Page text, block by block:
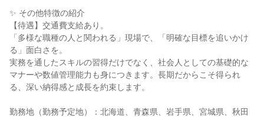
✨ その他特徴の紹介
【待遇】交通費支給あり。
「多様な職種の人と関われる」現場で、「明確な目標を追いかけ
る」面白さを。
実務を通したスキルの習得だけでなく、社会人としての基礎的な
マナーや数値管理能力も身につきます。長期だからこそ得られ
る、深い納得感と成長を約束します。
勤務地（勤務予定地）：北海道、青森県、岩手県、宮城県、秋田